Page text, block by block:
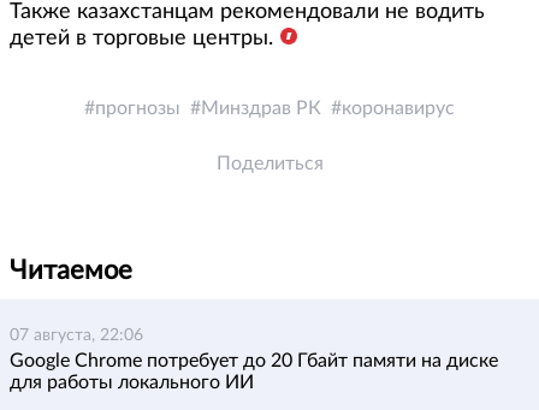
Также казахстанцам рекомендовали не водить
детей в торговые центры.
прогнозы Минздрав РК коронавирус
Поделиться
Читаемое
07 августа, 22:06
Google Chrome потребует до 20 Гбайт памяти на диске
для работы локального ИИ